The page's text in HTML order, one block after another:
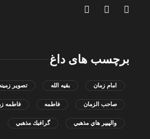
برچسب های داغ
امام زمان بقیه الله تصویر
صاحب الزمان فاطمه فاطمه
والپيپر هاي مذهبي گرافيك مذهبي